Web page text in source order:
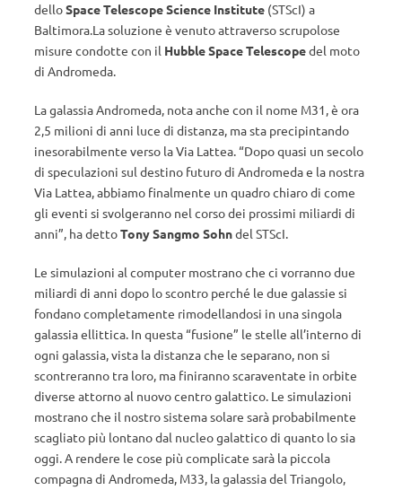
delloSpace Telescope Science Institute (STScI) a
Baltimora.La soluzione è venuto attraverso scrupolose
misure condotte con il Hubble Space Telescopedel moto
di Andromeda.
La galassia Andromeda, nota anche con il nome M31, è ora
2,5 milioni di anni luce di distanza, ma sta precipintando
inesorabilmente verso la Via Lattea. “Dopo quasi un secolo
di speculazioni sul destino futuro di Andromeda e la nostra
Via Lattea, abbiamo finalmente un quadro chiaro di come
gli eventi si svolgeranno nel corso dei prossimi miliardi di
anni”, ha dettoTony Sangmo Sohndel STScI.
Le simulazioni al computer mostrano che ci vorranno due
miliardi di anni dopo lo scontro perché le due galassie si
fondano completamente rimodellandosi in una singola
galassia ellittica. In questa “fusione” le stelle all’interno di
ogni galassia, vista la distanza che le separano, non si
scontreranno tra loro, ma finiranno scaraventate in orbite
diverse attorno al nuovo centro galattico. Le simulazioni
mostrano che il nostro sistema solare sarà probabilmente
scagliato più lontano dal nucleo galattico di quanto lo sia
oggi. A rendere le cose più complicate sarà la piccola
compagna di Andromeda, M33, la galassia del Triangolo,